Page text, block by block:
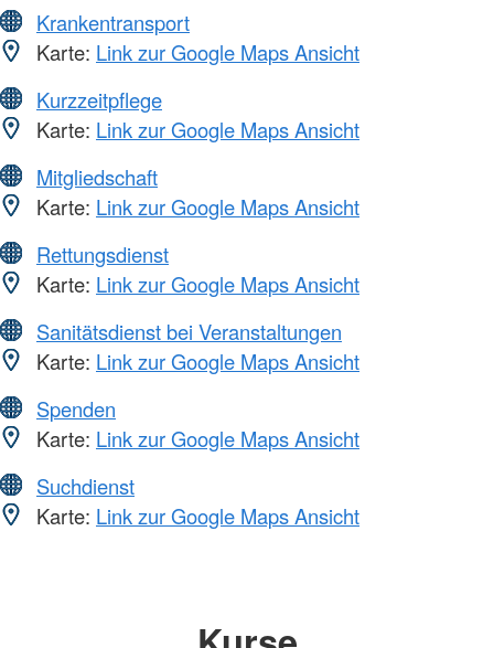
Krankentransport
Karte: Link zur Google Maps Ansicht
Kurzzeitpflege
Karte: Link zur Google Maps Ansicht
Mitgliedschaft
Karte: Link zur Google Maps Ansicht
Rettungsdienst
Karte: Link zur Google Maps Ansicht
Sanitätsdienst bei Veranstaltungen
Karte: Link zur Google Maps Ansicht
Spenden
Karte: Link zur Google Maps Ansicht
Suchdienst
Karte: Link zur Google Maps Ansicht